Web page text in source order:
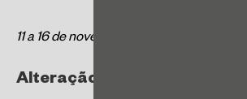
11 a 16 de novembro de 2024
Alteração nas normas do